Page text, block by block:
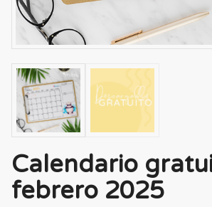
Calendario
febrero 2025